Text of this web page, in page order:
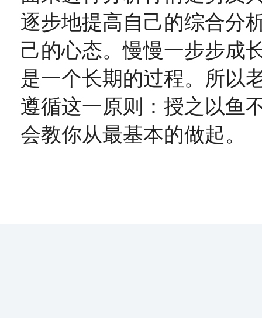
逐步地提高自己的综合分
己的心态。慢慢一步步成
是一个长期的过程。所以
遵循这一原则：授之以鱼
会教你从最基本的做起。